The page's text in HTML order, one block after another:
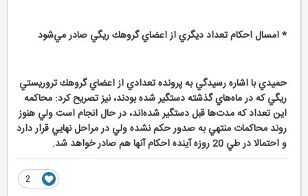
* امسال احكام تعداد ديگري از اعضاي گروهك ريگي صادر مي‌شود
حميدي با اشاره رسيدگي به پرونده تعدادي از اعضاي گروهك تروريستي
ريگي كه در ماه‌هاي گذشته دستگير شده بودند، نيز تصريح كرد: محاكمه
اين تعداد كه مدت‌ها قبل دستگير شده‌اند، در حال انجام است ولي هنوز
روند محاكمات منتهي به صدور حكم نشده ولي در مراحل نهايي قرار دارد
و احتمالا در طي 20 روزه آينده احكام آنها هم صادر خواهد شد.